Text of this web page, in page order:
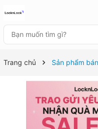
Trang chủ Sản phẩm